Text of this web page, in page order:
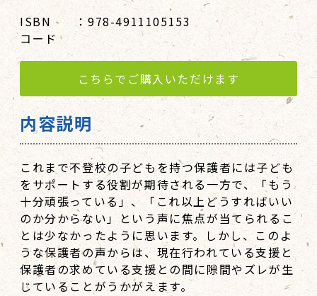
ISBN
コード
：978-4911105153
こちらでご購入いただけます
内容説明
これまで不登校の子どもを持つ保護者には子ども
をサポートする役割が期待される一方で、「もう
十分頑張っている」、「これ以上どうすればいい
のか分からない」という声に焦点が当てられるこ
とは少なかったように思います。しかし、このよ
うな保護者の声からは、現在行われている支援と
保護者の求めている支援との間に隙間やズレが生
じていることがうかがえます。